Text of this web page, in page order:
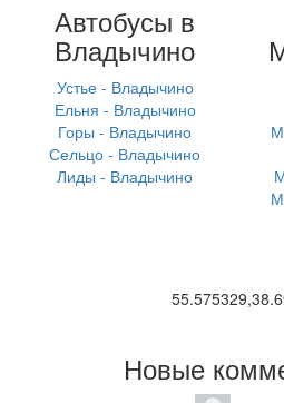
Автобусы в
Владычино
Устье - Владычино
Ельня - Владычино
Горы - Владычино
Сельцо - Владычино
Лиды - Владычино
Новые